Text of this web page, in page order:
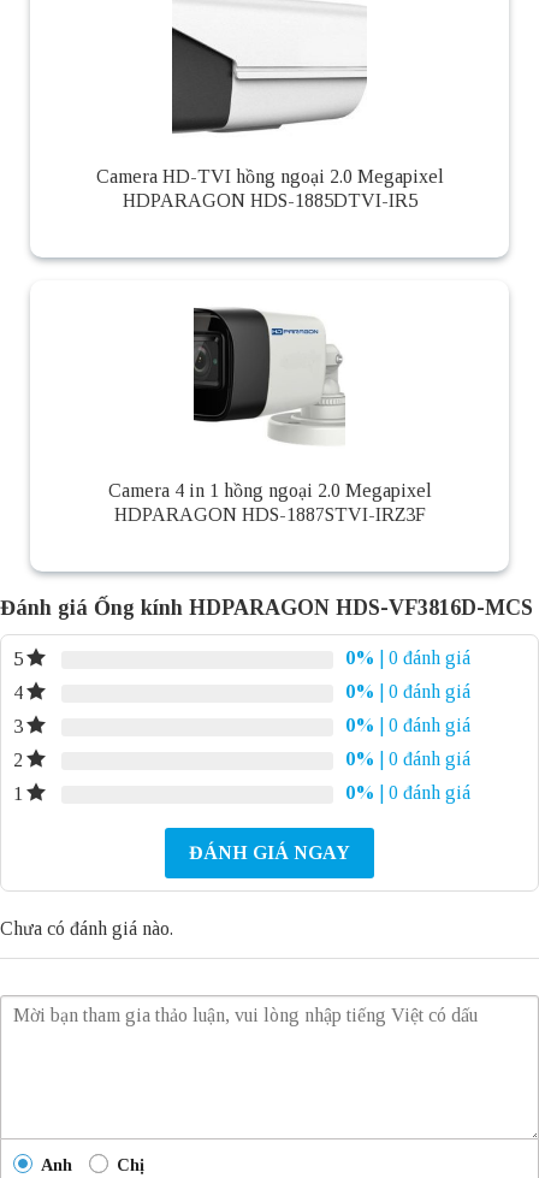
Camera HD-TVI hồng ngoại 2.0 Megapixel
HDPARAGON HDS-1885DTVI-IR5
Camera 4 in 1 hồng ngoại 2.0 Megapixel
HDPARAGON HDS-1887STVI-IRZ3F
Đánh giá Ống kính HDPARAGON HDS-VF3816D-MCS
5 0%
| 0 đánh giá
4
0%
| 0 đánh giá
3
0%
| 0 đánh giá
2
0%
| 0 đánh giá
1
0% | 0 đánh giá
ĐÁNH GIÁ NGAY
Chưa có đánh giá nào.
Anh Chị